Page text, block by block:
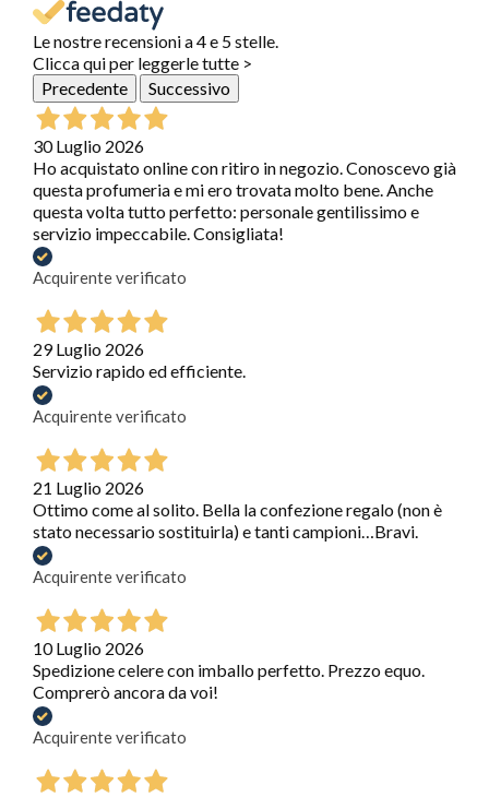
Le nostre recensioni a 4 e 5 stelle.
Clicca qui per leggerle tutte >
Precedente
Successivo
30 Luglio 2026
Ho acquistato online con ritiro in negozio. Conoscevo già
questa profumeria e mi ero trovata molto bene. Anche
questa volta tutto perfetto: personale gentilissimo e
servizio impeccabile. Consigliata!
Acquirente verificato
29 Luglio 2026
Servizio rapido ed efficiente.
Acquirente verificato
21 Luglio 2026
Ottimo come al solito. Bella la confezione regalo (non è
stato necessario sostituirla) e tanti campioni…Bravi.
Acquirente verificato
10 Luglio 2026
Spedizione celere con imballo perfetto. Prezzo equo.
Comprerò ancora da voi!
Acquirente verificato